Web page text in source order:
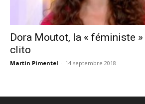
Dora Moutot, la « féministe
clito
Martin Pimentel - 14 septembre 2018